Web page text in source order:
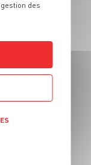
des